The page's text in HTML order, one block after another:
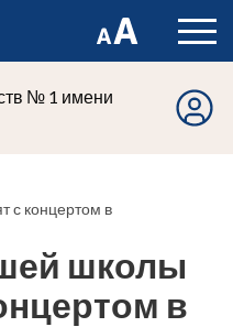
№ 1 имени
с концертом в
школы
в